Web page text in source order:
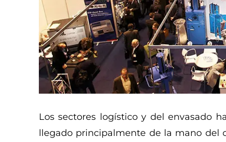
Los sectores logístico y del envasado
llegado principalmente de la mano del